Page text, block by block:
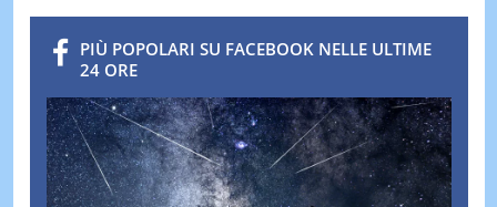
PIÙ POPOLARI SU FACEBOOK NELLE ULTIME
24 ORE